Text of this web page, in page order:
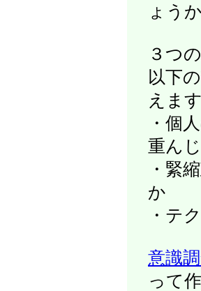
ょう
３つ
以下
えます
・個
重ん
・緊
か
・テ
意識
って